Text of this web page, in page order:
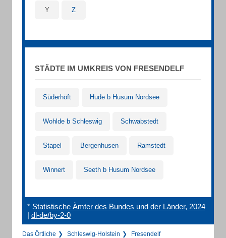
Y Z
STÄDTE IM UMKREIS VON FRESENDELF
Süderhöft Hude b Husum Nordsee
Wohlde b Schleswig Schwabstedt
Stapel Bergenhusen Ramstedt
Winnert Seeth b Husum Nordsee
* Statistische Ämter des Bundes und der Länder, 2024
| dl-de/by-2-0
Das Örtliche Schleswig-Holstein Fresendelf